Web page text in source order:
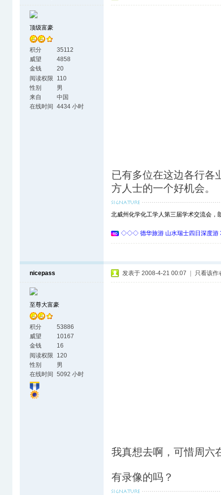
顶级富豪
积分
35112
威望
4858
金钱
20
阅读权限
110
性别
男
来自
中国
在线时间
4434 小时
已有多位在这边各行各
方人士的一个好机会。
北威州化学化工学人第三届学术交流会
◇◇◇ 德华旅游 山水瑞士四日深度
nicepass
至尊大富豪
积分
53886
威望
10167
金钱
16
阅读权限
120
性别
男
在线时间
5092 小时
发表于 2008-4-21 00:07 只看该作
我真想去啊，可惜周六
有录像的吗？